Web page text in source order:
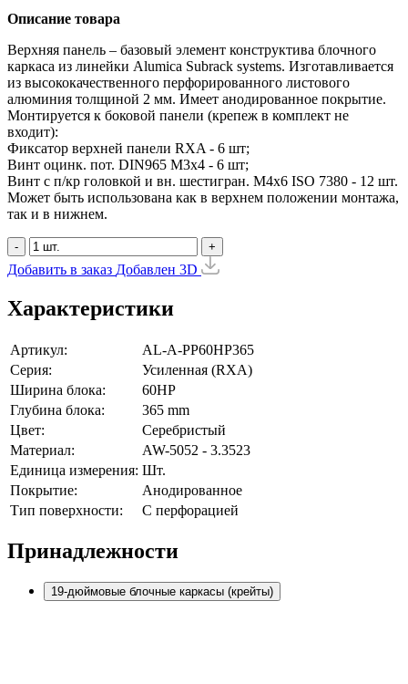
Описание товара
Верхняя панель – базовый элемент конструктива блочного
каркаса из линейки Alumica Subrack systems. Изготавливается
из высококачественного перфорированного листового
алюминия толщиной 2 мм. Имеет анодированное покрытие.
Монтируется к боковой панели (крепеж в комплект не
входит):
Фиксатор верхней панели RXA - 6 шт;
Винт оцинк. пот. DIN965 М3х4 - 6 шт;
Винт с п/кр головкой и вн. шестигран. М4x6 ISO 7380 - 12 шт.
Может быть использована как в верхнем положении монтажа,
так и в нижнем.
- +
Добавить в заказ Добавлен 3D
Характеристики
Артикул:
AL-A-PP60HP365
Серия:
Усиленная (RXA)
Ширина блока:
60HP
Глубина блока:
365 mm
Цвет:
Серебристый
Материал:
AW-5052 - 3.3523
Единица измерения: Шт.
Покрытие:
Анодированное
Тип поверхности:
С перфорацией
Принадлежности
19-дюймовые блочные каркасы (крейты)